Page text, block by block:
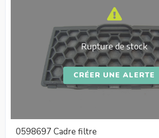
Rupture de stock
CRÉER UNE ALERTE
0598697 Cadre filtre